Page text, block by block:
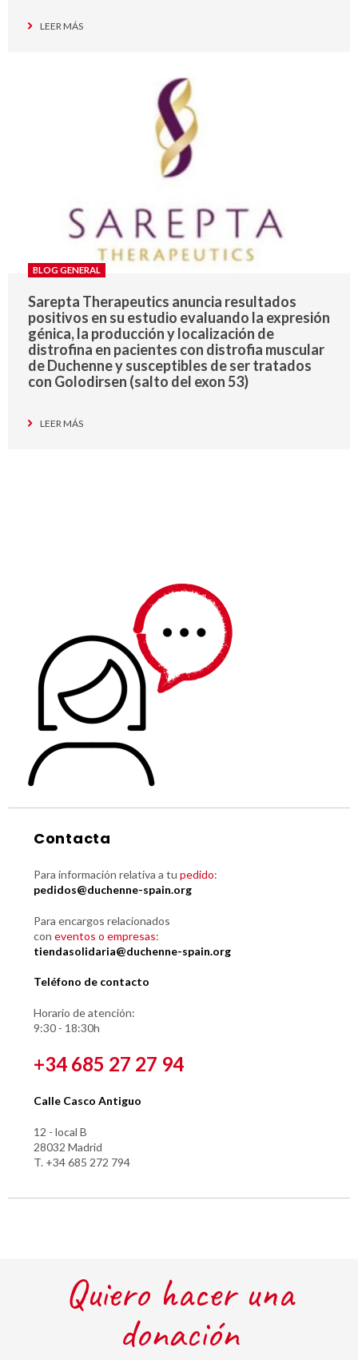
LEER MÁS
BLOG GENERAL
Sarepta Therapeutics anuncia resultados
positivos en su estudio evaluando la expresión
génica, la producción y localización de
distrofina en pacientes con distrofia muscular
de Duchenne y susceptibles de ser tratados
con Golodirsen (salto del exon 53)
LEER MÁS
Contacta
Para información relativa a tu pedido:
pedidos@duchenne-spain.org
Para encargos relacionados
con eventos o empresas:
tiendasolidaria@duchenne-spain.org
Teléfono de contacto
Horario de atención:
9:30 - 18:30h
+34 685 27 27 94
Calle Casco Antiguo
12 - local B
28032 Madrid
T. +34 685 272 794
Quiero hacer una
donación